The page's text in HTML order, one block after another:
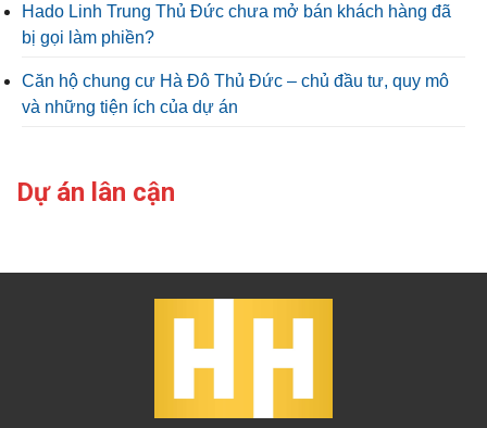
Hado Linh Trung Thủ Đức chưa mở bán khách hàng đã
bị gọi làm phiền?
Căn hộ chung cư Hà Đô Thủ Đức – chủ đầu tư, quy mô
và những tiện ích của dự án
Dự án lân cận